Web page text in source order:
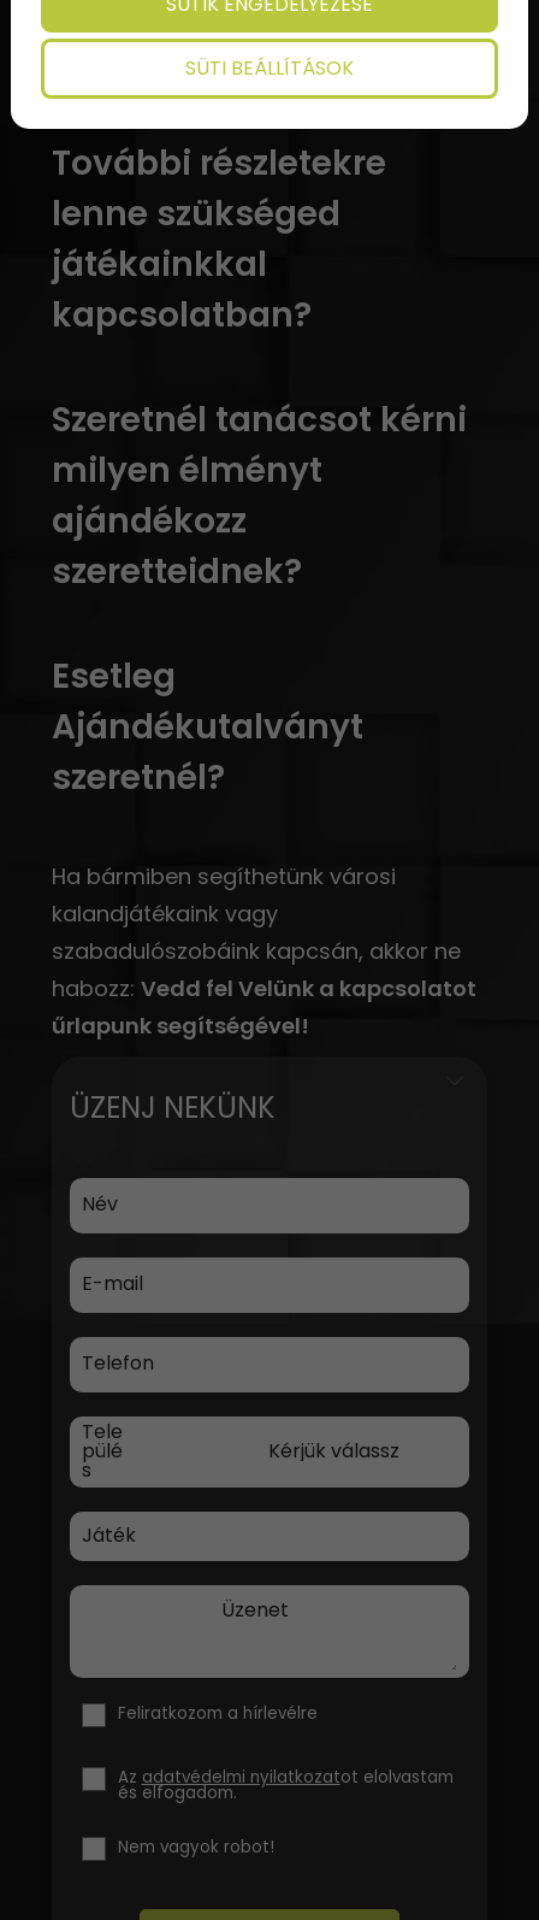
További részletekre
lenne szükséged
játékainkkal
kapcsolatban?
Szeretnél tanácsot kérni
milyen élményt
ajándékozz
szeretteidnek?
Esetleg
Ajándékutalványt
szeretnél?
Ha bármiben segíthetünk városi
kalandjátékaink vagy
szabadulószobáink kapcsán, akkor ne
habozz: Vedd fel Velünk a kapcsolatot
űrlapunk segítségével!
ÜZENJ NEKÜNK
Név
E-mail
Telefon
Tele
pülé
s
Játék
Üzenet
Feliratkozom a hírlevélre
Az adatvédelmi nyilatkozatot elolvastam
és elfogadom.
Nem vagyok robot!
SÜTI BEÁLLÍTÁSOK